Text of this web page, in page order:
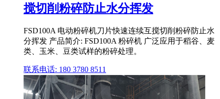
搅切削粉碎防止水分挥发
FSD100A 电动粉碎机刀片快速连续互搅切削粉碎防止水
分挥发 产品简介: FSD100A 粉碎机 广泛应用于稻谷、麦
类、玉米、豆类试样的粉碎处理。
联系电话: 180 3780 8511